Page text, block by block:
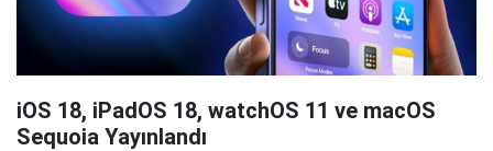
iOS 18, iPadOS 18, watchOS 11 ve macOS
Sequoia Yayınlandı